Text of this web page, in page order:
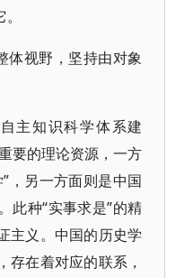
体视野，坚持由对象
主知识科学体系建
要的理论资源，一方
，另一方面则是中国
此种“实事求是”的精
主义。中国的历史学
存在着对应的联系，